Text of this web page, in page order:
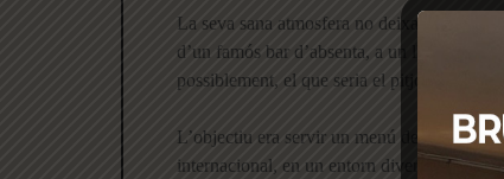
La seva sana atmosfera no deixa d’estar
d’un famós bar d’absenta, a un lloc on es
possiblement, el que seria el pitjor de cada
L’objectiu era servir un menú de brunch i
internacional, en un entorn divertit i animat